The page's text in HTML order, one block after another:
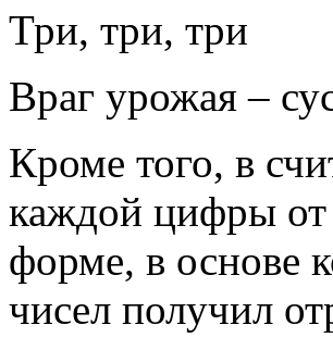
Три, три, три
Враг урожая –
Кроме того, в
каждой цифры
форме, в основе
чисел получил